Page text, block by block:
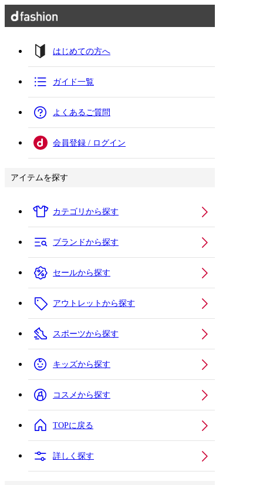
はじめての方へ
ガイド一覧
よくあるご質問
会員登録 / ログイン
アイテムを探す
カテゴリから探す
ブランドから探す
セールから探す
アウトレットから探す
スポーツから探す
キッズから探す
コスメから探す
TOPに戻る
詳しく探す